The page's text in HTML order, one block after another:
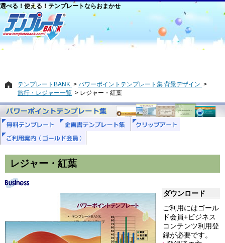
選べる！使える！テンプレートならおまかせ
テンプレートBANK
パワーポイントテンプレート集 背景デザイン
旅行・レジャー一覧
レジャー・紅葉
レジャー・紅葉
ダウンロード
ご利用にはゴール
ド会員+ビジネス
コンテンツ利用登
録が必要です。